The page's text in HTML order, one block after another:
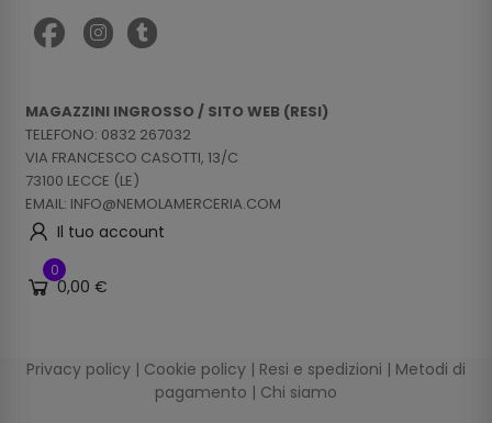
MAGAZZINI INGROSSO / SITO WEB (RESI)
TELEFONO: 0832 267032
VIA FRANCESCO CASOTTI, 13/C
73100 LECCE (LE)
EMAIL: INFO@NEMOLAMERCERIA.COM
Il tuo account
0
0,00 €
Privacy policy | Cookie policy | Resi e spedizioni | Metodi di
pagamento | Chi siamo